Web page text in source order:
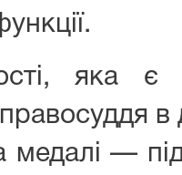
яка є
в
—